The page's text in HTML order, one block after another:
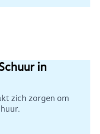
in
zich zorgen om